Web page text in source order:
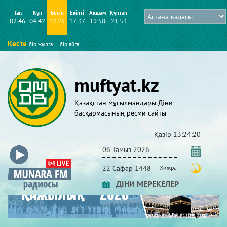
Таң
02:46
Күн
04:42
Бесін
12:25
Екінті
17:37
Ақшам
19:58
Құптан
21:53
Кесте бір жылға бір айға
muftyat.kz
Қазақстан мұсылмандары Діни
басқармасының ресми сайты
Қазір 13:24:20
06 Тамыз 2026
22 Сафар 1448 Хижра
ДІНИ МЕРЕКЕЛЕР